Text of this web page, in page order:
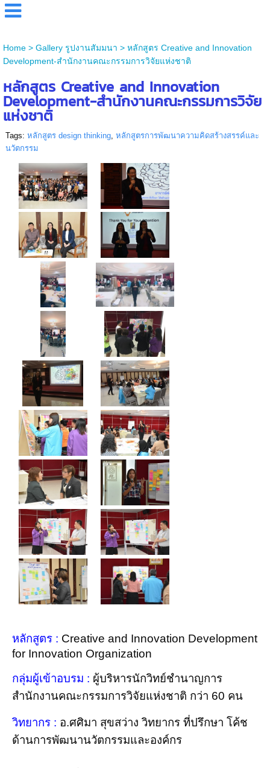
Home> Gallery รูปงานสัมมนา > หลักสูตร Creative and Innovation
Development-สำนักงานคณะกรรมการวิจัยแห่งชาติ
หลักสูตร Creative and Innovation
Development-สำนักงานคณะกรรมการวิจัย
แห่งชาติ
Tags: หลักสูตร design thinking, หลักสูตรการพัฒนาความคิดสร้างสรรค์และ
นวัตกรรม
หลักสูตร : Creative and Innovation Development
for Innovation Organization
กลุ่มผู้เข้าอบรม : ผู้บริหารนักวิทย์ชำนาญการ
สำนักงานคณะกรรมการวิจัยแห่งชาติ กว่า 60 คน
วิทยากร : อ.ศศิมา สุขสว่าง วิทยากร ที่ปรึกษา โค้ช
ด้านการพัฒนานวัตกรรมและองค์กร